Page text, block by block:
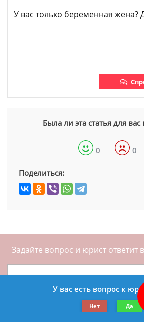
У вас только беременная жена?
Была ли эта статья для вас
0 0
Поделиться:
Задайте вопрос и юрист ответит
У вас есть вопрос к
Нет Да